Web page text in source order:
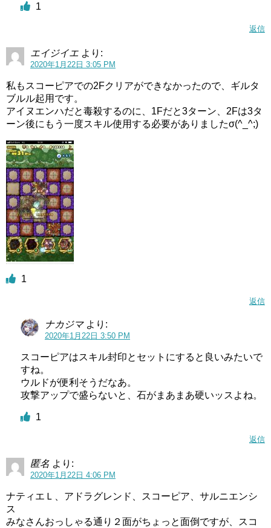
1
返信
エイジイエ より:
2020年1月22日 3:05 PM
私もスコーピアでの2Fクリアができなかったので、ギルタ
ブルル起用です。
アイヌエンハだと毒殺するのに、1Fだと3ターン、2Fは3タ
ーン後にもう一度スキル使用する必要がありましたσ(^_^;)
1
返信
ナカジマ より:
2020年1月22日 3:50 PM
スコーピアはスキル封印とセットにすると良いみたいで
すね。
ウルドが便利そうだなあ。
攻撃アップで盛らないと、石がまあまあ硬いッスよね。
1
返信
匿名 より:
2020年1月22日 4:06 PM
ナティエＬ、アドラグレンド、スコーピア、サルニエンシ
ス
みなさんおっしゃる通り２面がちょっと面倒ですが、スコ